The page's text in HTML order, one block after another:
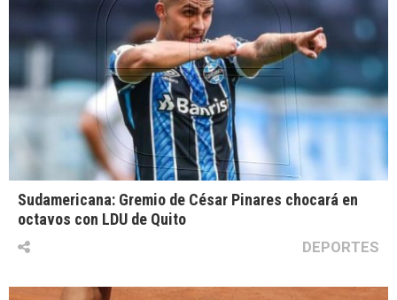
Sudamericana: Gremio de César Pinares chocará en
octavos con LDU de Quito
DEPORTES